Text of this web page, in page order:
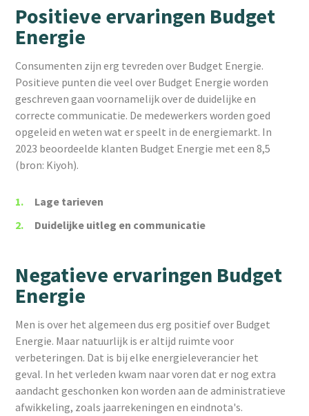
Positieve ervaringen Budget
Energie
Consumenten zijn erg tevreden over Budget Energie.
Positieve punten die veel over Budget Energie worden
geschreven gaan voornamelijk over de duidelijke en
correcte communicatie. De medewerkers worden goed
opgeleid en weten wat er speelt in de energiemarkt. In
2023 beoordeelde klanten Budget Energie met een 8,5
(bron: Kiyoh).
Lage tarieven
Duidelijke uitleg en communicatie
Negatieve ervaringen Budget
Energie
Men is over het algemeen dus erg positief over Budget
Energie. Maar natuurlijk is er altijd ruimte voor
verbeteringen. Dat is bij elke energieleverancier het
geval. In het verleden kwam naar voren dat er nog extra
aandacht geschonken kon worden aan de administratieve
afwikkeling, zoals jaarrekeningen en eindnota's.